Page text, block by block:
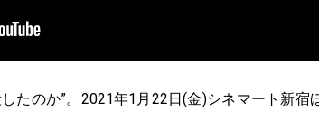
たのか”。2021年1月22日(金)シネマート新宿